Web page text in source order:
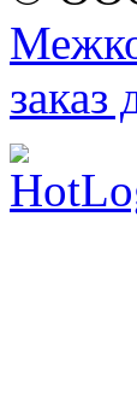
заказ